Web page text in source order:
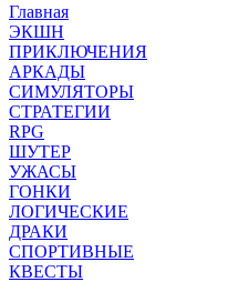
Главная
ЭКШН
ПРИКЛЮЧЕНИЯ
АРКАДЫ
СИМУЛЯТОРЫ
СТРАТЕГИИ
RPG
ШУТЕР
УЖАСЫ
ГОНКИ
ЛОГИЧЕСКИЕ
ДРАКИ
СПОРТИВНЫЕ
КВЕСТЫ